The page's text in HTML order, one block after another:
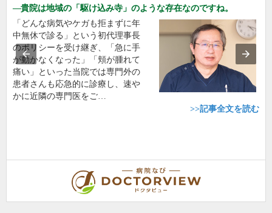
貴院は地域の「駆け込み寺」のような存在なのですね。
「どんな病気やケガも拒まずに年
中無休で診る」という初代理事長
のポリシーを受け継ぎ、「急に手
が動かなくなった」「頬が腫れて
痛い」といった当院では専門外の
患者さんも応急的に診療し、速や
かに近隣の専門医をご…
>>記事全文を読む